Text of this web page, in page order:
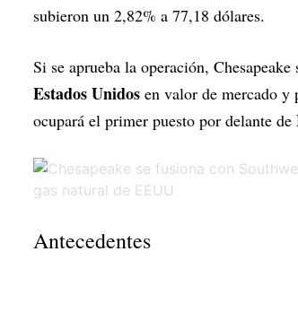
subieron un 2,82% a 77,18 dólares.
Si se aprueba la operación,
Estados Unidos en valor de mercado y
ocupará el primer puesto por delante de
Antecedentes